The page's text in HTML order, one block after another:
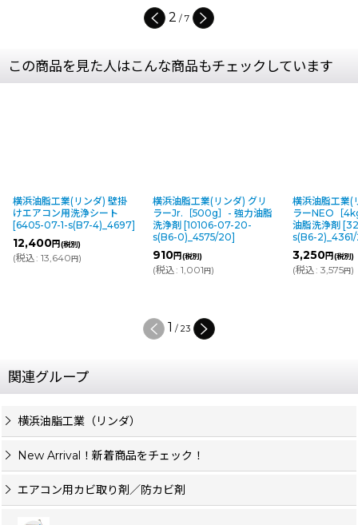
2 / 7
この商品を見た人はこんな商品もチェックしています
横浜油脂工業(リンダ) 壁掛
けエアコン用洗浄シート
[6405-07-1-s(B7-4)_4697]
12,400円(税別)
(税込: 13,640円)
横浜油脂工業(リンダ) グリ
ラーJr.［500g］- 強力油脂
洗浄剤 [10106-07-20-
s(B6-0)_4575/20]
910円(税別)
(税込: 1,001円)
横浜油脂工業(
ラーNEO［
油脂洗浄剤 [
s(B6-
3,250円(税別)
(税込: 3,575円)
1 / 23
関連グループ
横浜油脂工業（リンダ）
New Arrival！新着商品をチェック！
エアコン用カビ取り剤／防カビ剤